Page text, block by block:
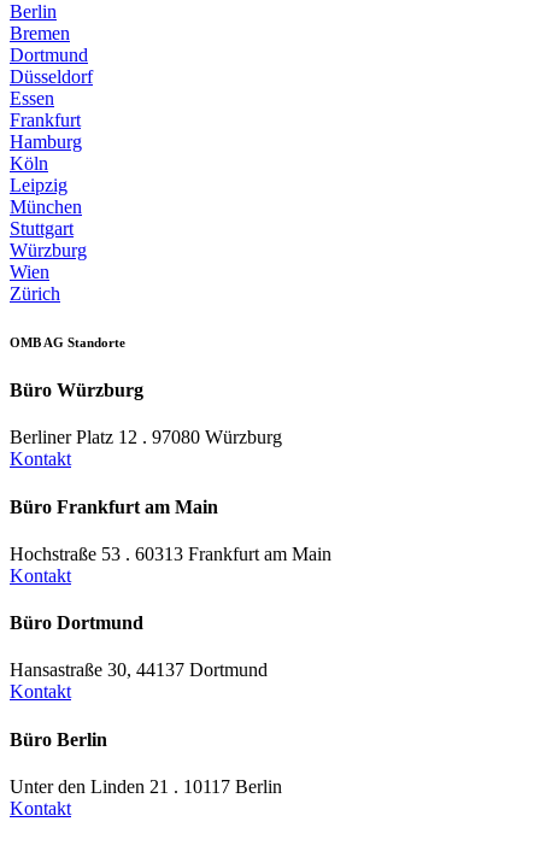
Berlin
Bremen
Dortmund
Düsseldorf
Essen
Frankfurt
Hamburg
Köln
Leipzig
München
Stuttgart
Würzburg
Wien
Zürich
OMB AG Standorte
Büro Würzburg
Berliner Platz 12 . 97080 Würzburg
Kontakt
Büro Frankfurt am Main
Hochstraße 53 . 60313 Frankfurt am Main
Kontakt
Büro Dortmund
Hansastraße 30, 44137 Dortmund
Kontakt
Büro Berlin
Unter den Linden 21 . 10117 Berlin
Kontakt